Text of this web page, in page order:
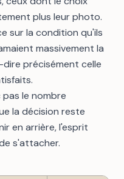
plus leur photo.
sur la condition qu'ils
massivement la
précisément celle
le nombre
la décision reste
en arrière, l'esprit
s'attacher.